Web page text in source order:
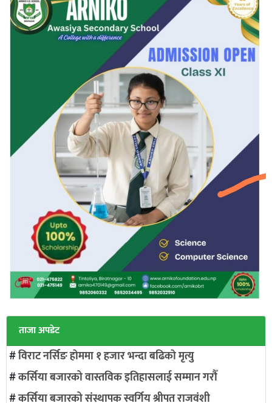
ताजा अपडेट
#विराट नर्सिङ हाेममा १ हजार भन्दा बढिकाे मृत्यु
#कर्सिया बजारको वास्तविक इतिहासलाई सम्मान गरौँ
#कर्सिया बजारको संस्थापक स्वर्गिय श्रीपत राजवंशी